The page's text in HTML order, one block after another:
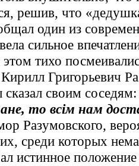
решив, что
один из
сильное
тихо
Григорьевич
своим соседям:
то всiм нам
Разумовского,
среди которых
истинное положение